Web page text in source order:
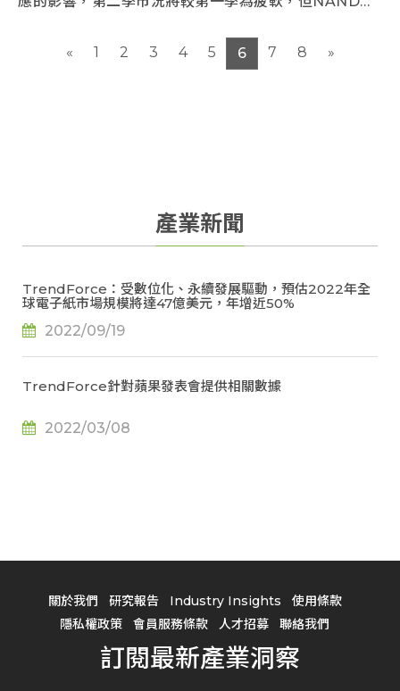
來減緩市場的供給成長率，因此NAND Flash價格將大
致呈現緩跌，下半年在智慧型手機、平板電腦與
« 1 2 3 4 5 6 7 8 »
產業新聞
TrendForce：受數位化、永續發展驅動，預估2022年全
球電子紙市場規模將達47億美元，年增近50%
2022/09/19
TrendForce針對蘋果發表會提供相關數據
2022/03/08
關於我們 研究報告 Industry Insights
使用條款
隱私權政策
會員服務條款 人才招募 聯絡我們
訂閱最新產業洞察